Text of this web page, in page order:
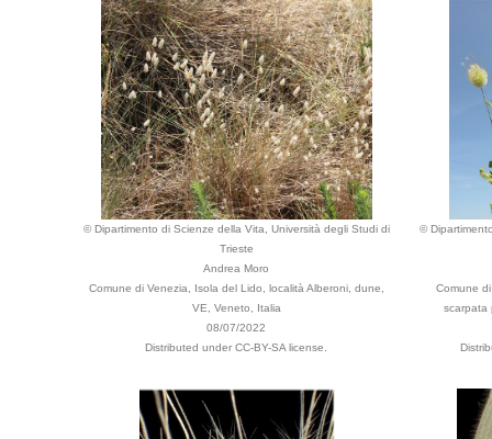
© Dipartimento di Scienze della Vita, Università degli Studi di
Trieste
Andrea Moro
Comune di Venezia, Isola del Lido, località Alberoni, dune,
VE, Veneto, Italia
08/07/2022
Distributed under CC-BY-SA license.
©
Comune
scarpata